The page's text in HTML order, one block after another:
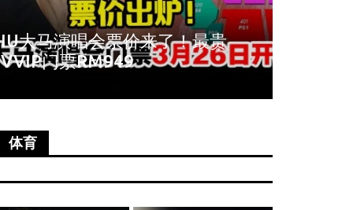
周冬雨爆秀场耍大牌！拒与VIP合
影全程臭脸不配合
体育